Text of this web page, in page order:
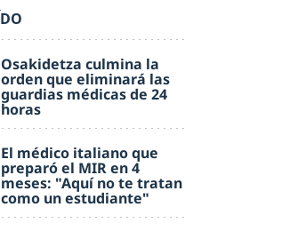
Osakidetza culmina la
orden que eliminará las
guardias médicas de 24
horas
El médico italiano que
preparó el MIR en 4
meses: "Aquí no te tratan
como un estudiante"